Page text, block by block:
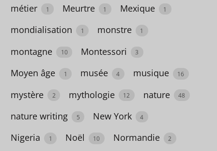
antiquité
5
apprentissage
Argentine
4
métier 1 Meurtre 1 Mexique 1
mondialisation 1 monstre 1
montagne 10 Montessori 3
Moyen âge 1 musée 4 musique 16
mystère 2 mythologie 12 nature 48
nature writing 5 New York 4
Nigeria 1 Noël 10 Normandie 2